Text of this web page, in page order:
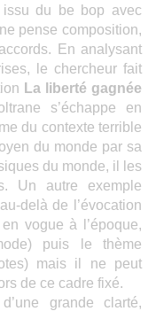
du be bop avec
pense composition,
En analysant
le chercheur fait
La liberté gagnée
s’échappe en
du contexte terrible
du monde par sa
du monde, il les
Un autre exemple
delà de l’évocation
vogue à l’époque,
puis le thème
mais il ne peut
de ce cadre fixé.
grande clarté,